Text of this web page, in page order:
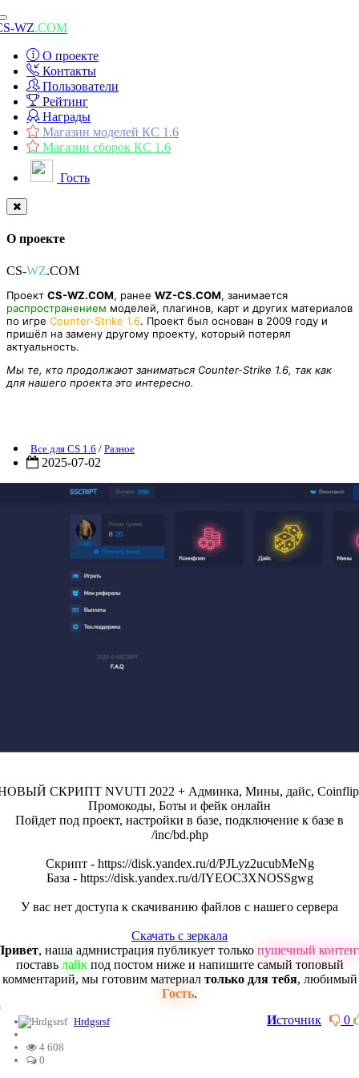
Toggle
navigation
WZ.COM
О проекте
Контакты
Пользователи
Рейтинг
Награды
Магазин моделей КС 1.6
Магазин сборок КС 1.6
Гость
О проекте
CS-WZ.COM
Проект CS-WZ.COM, ранее WZ-CS.COM, занимается
распространением моделей, плагинов, карт и других материалов
по игре Counter-Strike 1.6. Проект был основан в 2009 году и
пришёл на замену другому проекту, который потерял
актуальность.
Мы те, кто продолжают заниматься Counter-Strike 1.6, так как
для нашего проекта это интересно.
Все для CS 1.6 / Разное
2025-07-02
СКРИПТ NVUTI 2022 + Админка, Мины, дайс,
Промокоды, Боты и фейк онлайн
Пойдет под проект, настройки в базе, подключение к базе в
/inc/bd.php
Скрипт - https://disk.yandex.ru/d/PJLyz2ucubMeNg
База - https://disk.yandex.ru/d/IYEOC3XNOSSgwg
У вас нет доступа к скачиванию файлов с нашего сервера
Скачать с зеркала
, наша адмнистрация публикует только пушечный
поставь лайкпод постом ниже и напишите самый топовый
комментарий, мы готовим материал только для тебя, любимый
Гость.
0
Источник
Hrdgsrsf
4 608
0